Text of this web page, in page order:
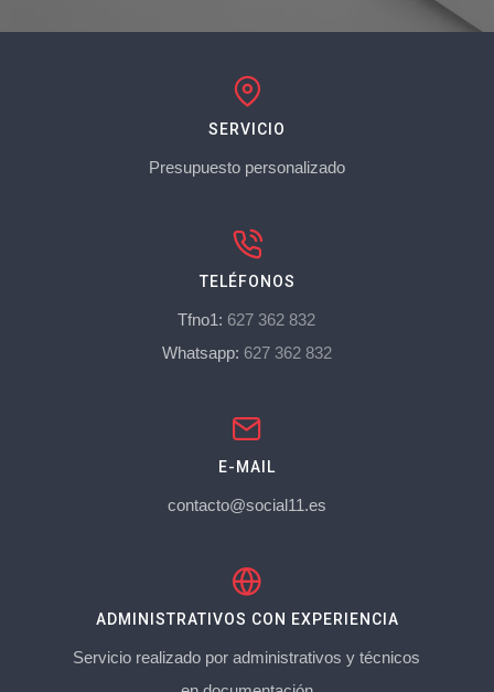
SERVICIO
Presupuesto personalizado
TELÉFONOS
Tfno1: 627 362 832
Whatsapp: 627 362 832
E-MAIL
contacto@social11.es
ADMINISTRATIVOS CON EXPERIENCIA
Servicio realizado por administrativos y técnicos